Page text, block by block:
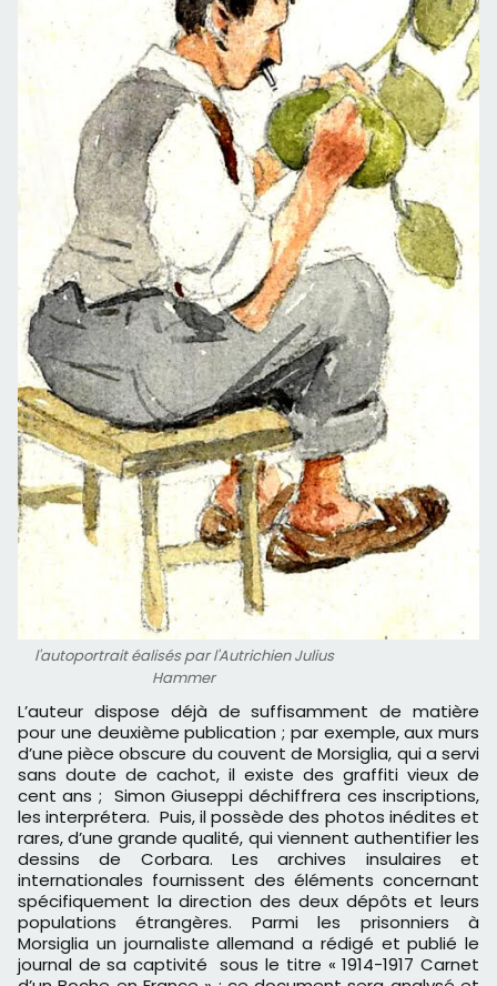
l'autoportrait éalisés par l'Autrichien Julius
Hammer
L’auteur dispose déjà de suffisamment de matière
pour une deuxième publication ; par exemple, aux murs
d’une pièce obscure du couvent de Morsiglia, qui a servi
sans doute de cachot, il existe des graffiti vieux de
cent ans ; Simon Giuseppi déchiffrera ces inscriptions,
les interprétera. Puis, il possède des photos inédites et
rares, d’une grande qualité, qui viennent authentifier les
dessins de Corbara. Les archives insulaires et
internationales fournissent des éléments concernant
spécifiquement la direction des deux dépôts et leurs
populations étrangères. Parmi les prisonniers à
Morsiglia un journaliste allemand a rédigé et publié le
journal de sa captivité sous le titre « 1914-1917 Carnet